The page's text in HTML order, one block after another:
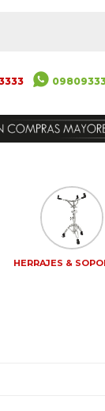
HERRAJES &